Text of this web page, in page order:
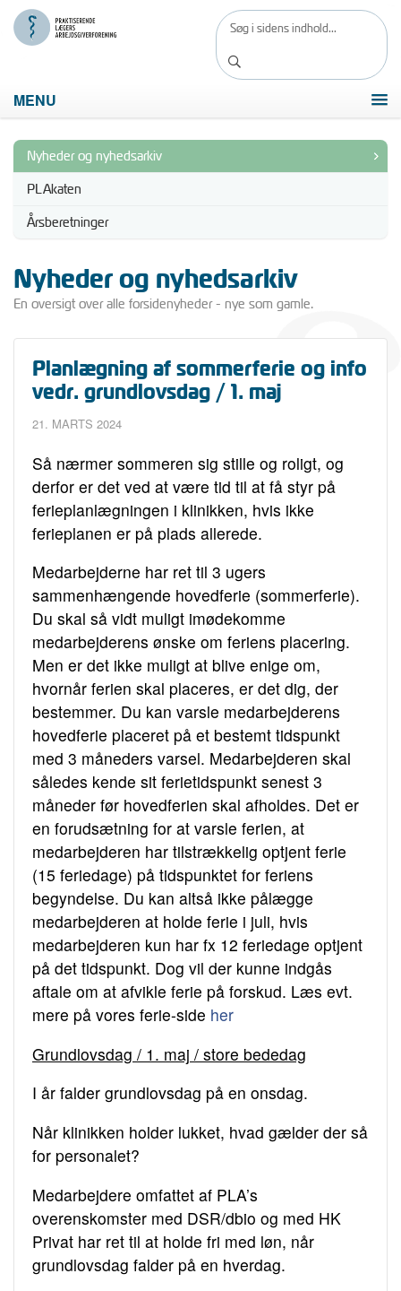
MENU
Nyheder og nyhedsarkiv
PLAkaten
Årsberetninger
Nyheder og nyhedsarkiv
En oversigt over alle forsidenyheder - nye som gamle.
Planlægning af sommerferie og info
vedr. grundlovsdag / 1. maj
21. MARTS 2024
Så nærmer sommeren sig stille og roligt, og
derfor er det ved at være tid til at få styr på
ferieplanlægningen i klinikken, hvis ikke
ferieplanen er på plads allerede.
Medarbejderne har ret til 3 ugers
sammenhængende hovedferie (sommerferie).
Du skal så vidt muligt imødekomme
medarbejderens ønske om feriens placering.
Men er det ikke muligt at blive enige om,
hvornår ferien skal placeres, er det dig, der
bestemmer. Du kan varsle medarbejderens
hovedferie placeret på et bestemt tidspunkt
med 3 måneders varsel. Medarbejderen skal
således kende sit ferietidspunkt senest 3
måneder før hovedferien skal afholdes. Det er
en forudsætning for at varsle ferien, at
medarbejderen har tilstrækkelig optjent ferie
(15 feriedage) på tidspunktet for feriens
begyndelse. Du kan altså ikke pålægge
medarbejderen at holde ferie i juli, hvis
medarbejderen kun har fx 12 feriedage optjent
på det tidspunkt. Dog vil der kunne indgås
aftale om at afvikle ferie på forskud. Læs evt.
mere på vores ferie-side her
Grundlovsdag / 1. maj / store bededag
I år falder grundlovsdag på en onsdag.
Når klinikken holder lukket, hvad gælder der så
for personalet?
Medarbejdere omfattet af PLA’s
overenskomster med DSR/dbio og med HK
Privat har ret til at holde fri med løn, når
grundlovsdag falder på en hverdag.